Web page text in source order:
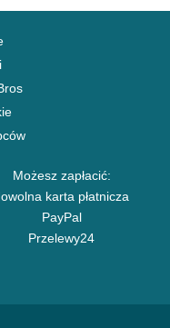
Możesz zapłacić:
karta płatnicza
PayPal
Przelewy24